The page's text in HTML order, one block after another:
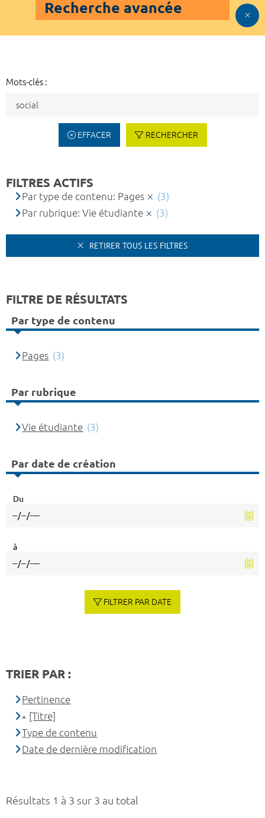
Recherche avancée
Mots-clés :
EFFACER RECHERCHER
Résultats 1 à 3 sur 3 au total
FILTRES ACTIFS
Par type de contenu: Pages
(3)
Par rubrique: Vie étudiante
(3)
RETIRER TOUS LES FILTRES
FILTRE DE RÉSULTATS
Par type de contenu
Pages (3)
Par rubrique
Vie étudiante (3)
Par date de création
Du
à
FILTRER PAR DATE
TRIER PAR :
Pertinence
[Titre]
Type de contenu
Date de dernière modification